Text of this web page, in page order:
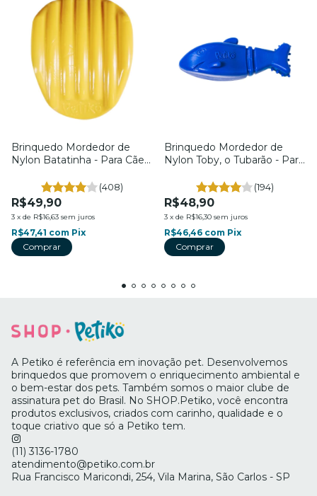
Brinquedo Mordedor de
Nylon Batatinha - Para Cães
(408)
R$49,90
3 x de R$16,63 sem juros
R$47,41 com Pix
Brinquedo Mordedor de
Nylon Toby, o Tubarão - Para
(194)
R$48,90
3 x de R$16,30 sem juros
R$46,46 com Pix
A Petiko é referência em inovação pet. Desenvolvemos
brinquedos que promovem o enriquecimento ambiental e
o bem-estar dos pets. Também somos o maior clube de
assinatura pet do Brasil. No SHOP.Petiko, você encontra
produtos exclusivos, criados com carinho, qualidade e o
toque criativo que só a Petiko tem.
(11) 3136-1780
atendimento@petiko.com.br
Rua Francisco Maricondi, 254, Vila Marina, São Carlos - SP